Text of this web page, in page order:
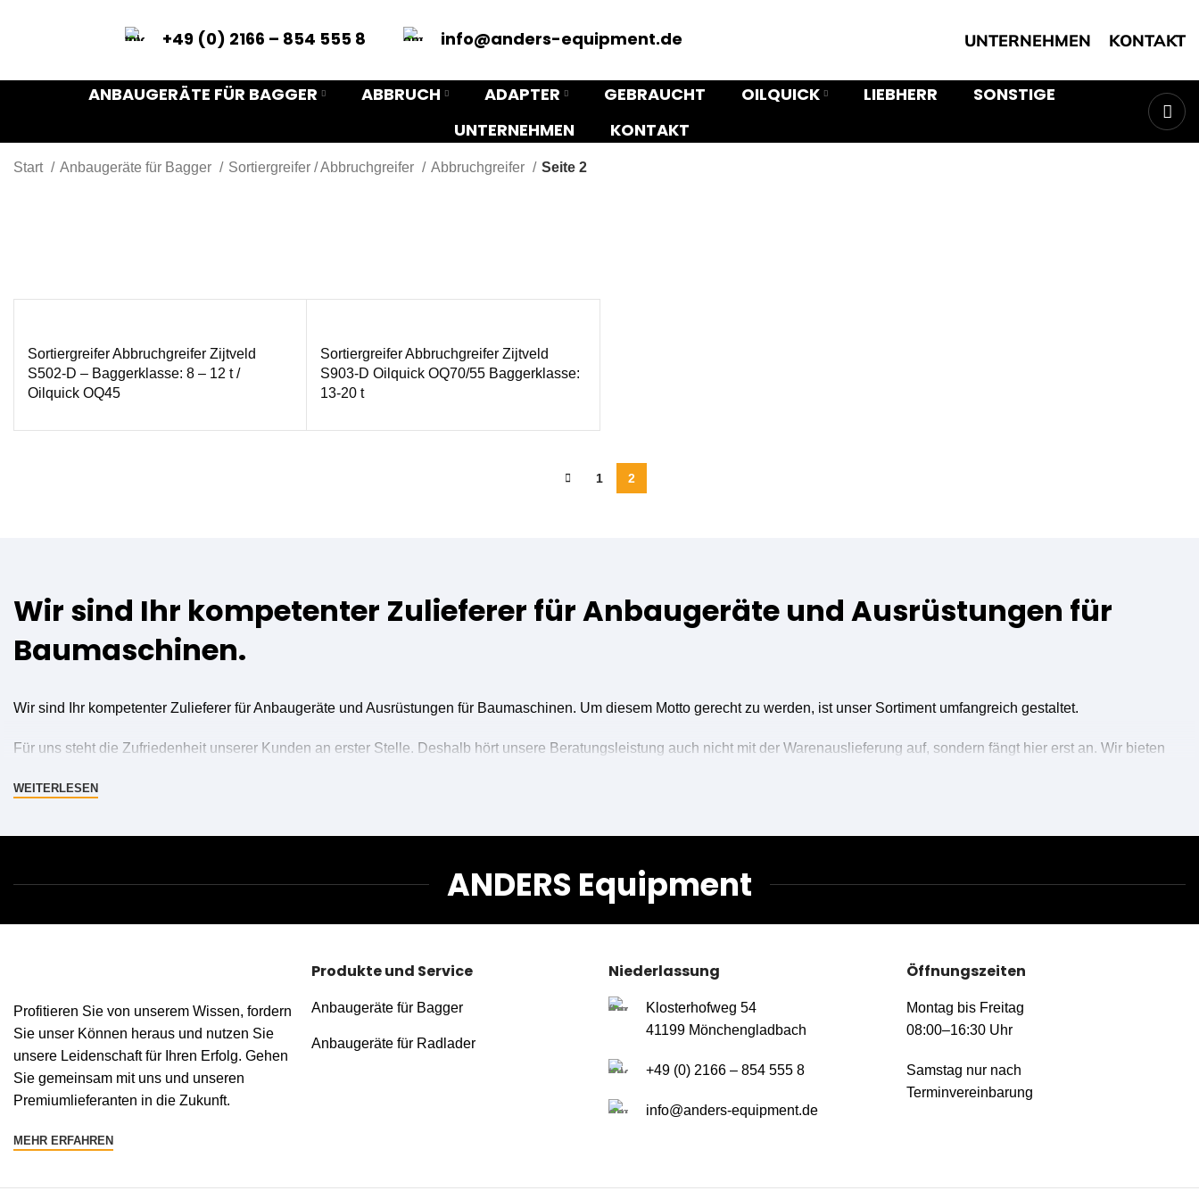
+49 (0) 2166 – 854 555 8 info@anders-equipment.de UNTERNEHMEN KONTAKT
ANBAUGERÄTE FÜR BAGGER ABBRUCH ADAPTER GEBRAUCHT OILQUICK LIEBHERR
SONSTIGE
UNTERNEHMEN
KONTAKT
Start Anbaugeräte für Bagger Sortiergreifer / Abbruchgreifer Abbruchgreifer Seite 2
Sortiergreifer Abbruchgreifer Zijtveld
S502-D – Baggerklasse: 8 – 12 t /
Oilquick OQ45
Sortiergreifer Abbruchgreifer Zijtveld
S903-D Oilquick OQ70/55 Baggerklasse:
13-20 t
1 2
Wir sind Ihr kompetenter Zulieferer für Anbaugeräte und Ausrüstungen für
Baumaschinen.
Wir sind Ihr kompetenter Zulieferer für Anbaugeräte und Ausrüstungen für Baumaschinen. Um diesem Motto gerecht zu werden, ist unser Sortiment umfangreich gestaltet.
Für uns steht die Zufriedenheit unserer Kunden an erster Stelle. Deshalb hört unsere Beratungsleistung auch nicht mit der Warenauslieferung auf, sondern fängt hier erst an. Wir bieten
WEITERLESEN
ANDERS Equipment
Profitieren Sie von unserem Wissen, fordern
Sie unser Können heraus und nutzen Sie
unsere Leidenschaft für Ihren Erfolg. Gehen
Sie gemeinsam mit uns und unseren
Premiumlieferanten in die Zukunft.
MEHR ERFAHREN
Produkte und Service
Anbaugeräte für Bagger
Anbaugeräte für Radlader
Niederlassung
Klosterhofweg 54
41199 Mönchengladbach
+49 (0) 2166 – 854 555 8
info@anders-equipment.de
Öffnungszeiten
Montag bis Freitag
08:00–16:30 Uhr
Samstag nur nach
Terminvereinbarung